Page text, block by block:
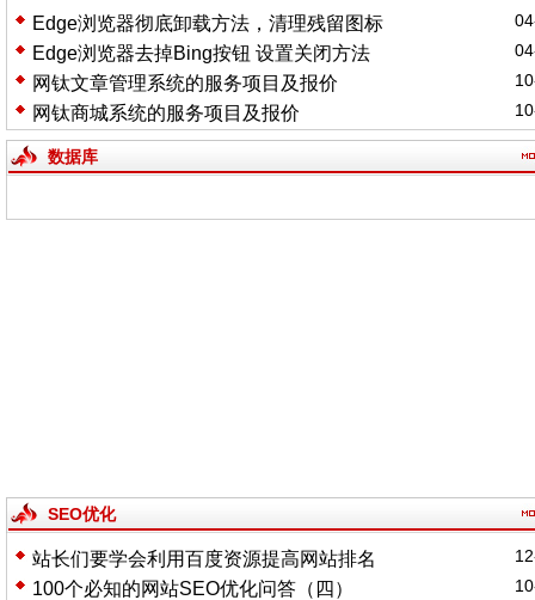
Edge浏览器彻底卸载方法，清理残留图标
Edge浏览器去掉Bing按钮 设置关闭方法
网钛文章管理系统的服务项目及报价
网钛商城系统的服务项目及报价
数据库
SEO优化
站长们要学会利用百度资源提高网站排名
100个必知的网站SEO优化问答（四）